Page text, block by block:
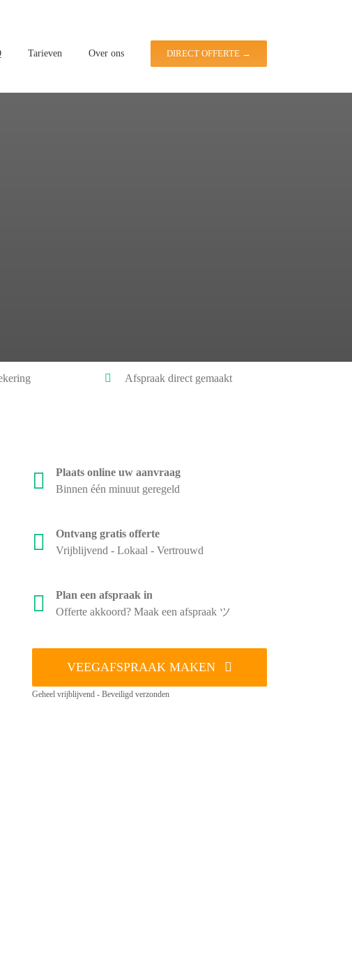
Tarieven Over ons DIRECT OFFERTE →
Afspraak direct gemaakt
Plaats online uw aanvraag
Binnen één minuut geregeld
Ontvang gratis offerte
Vrijblijvend - Lokaal - Vertrouwd
Plan een afspraak in
Offerte akkoord? Maak een afspraak ツ
VEEGAFSPRAAK MAKEN
Geheel vrijblijvend - Beveiligd verzonden